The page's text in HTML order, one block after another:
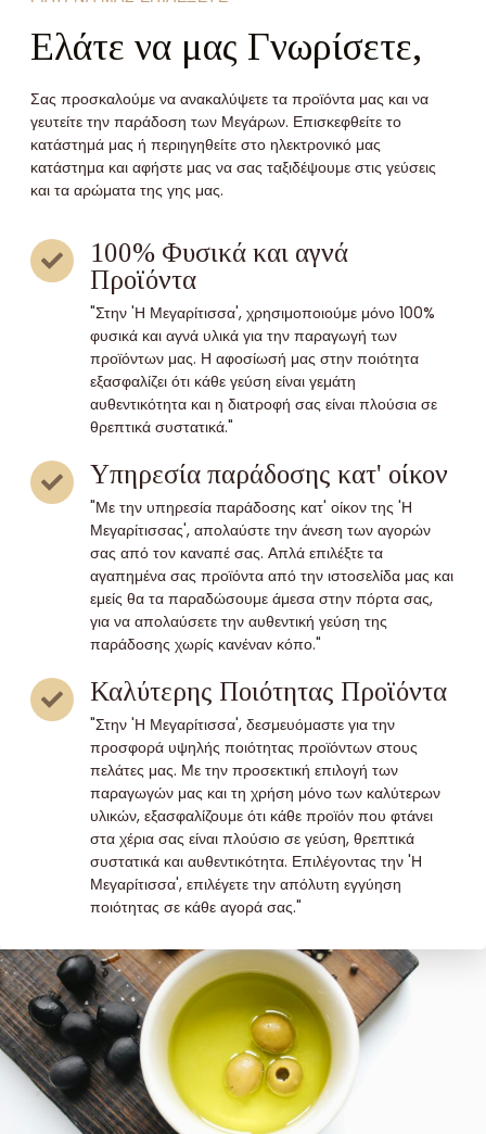
Ελάτε να μας Γνωρίσετε,
Σας προσκαλούμε να ανακαλύψετε τα προϊόντα μας και να
γευτείτε την παράδοση των Μεγάρων. Επισκεφθείτε το
κατάστημά μας ή περιηγηθείτε στο ηλεκτρονικό μας
κατάστημα και αφήστε μας να σας ταξιδέψουμε στις γεύσεις
και τα αρώματα της γης μας.
100% Φυσικά και αγνά
Προϊόντα
"Στην 'Η Μεγαρίτισσα', χρησιμοποιούμε μόνο 100%
φυσικά και αγνά υλικά για την παραγωγή των
προϊόντων μας. Η αφοσίωσή μας στην ποιότητα
εξασφαλίζει ότι κάθε γεύση είναι γεμάτη
αυθεντικότητα και η διατροφή σας είναι πλούσια σε
θρεπτικά συστατικά."
Υπηρεσία παράδοσης κατ' οίκον
"Με την υπηρεσία παράδοσης κατ' οίκον της 'Η
Μεγαρίτισσας', απολαύστε την άνεση των αγορών
σας από τον καναπέ σας. Απλά επιλέξτε τα
αγαπημένα σας προϊόντα από την ιστοσελίδα μας και
εμείς θα τα παραδώσουμε άμεσα στην πόρτα σας,
για να απολαύσετε την αυθεντική γεύση της
παράδοσης χωρίς κανέναν κόπο."
Καλύτερης Ποιότητας Προϊόντα
"Στην 'Η Μεγαρίτισσα', δεσμευόμαστε για την
προσφορά υψηλής ποιότητας προϊόντων στους
πελάτες μας. Με την προσεκτική επιλογή των
παραγωγών μας και τη χρήση μόνο των καλύτερων
υλικών, εξασφαλίζουμε ότι κάθε προϊόν που φτάνει
στα χέρια σας είναι πλούσιο σε γεύση, θρεπτικά
συστατικά και αυθεντικότητα. Επιλέγοντας την 'Η
Μεγαρίτισσα', επιλέγετε την απόλυτη εγγύηση
ποιότητας σε κάθε αγορά σας."